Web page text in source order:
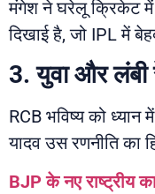
मंगेश ने घरेलू क्रिकेट में
दिखाई है, जो IPL में
3. युवा और
RCB भविष्य को
यादव उस रणनीति का
BJP के नए राष्ट्रीय